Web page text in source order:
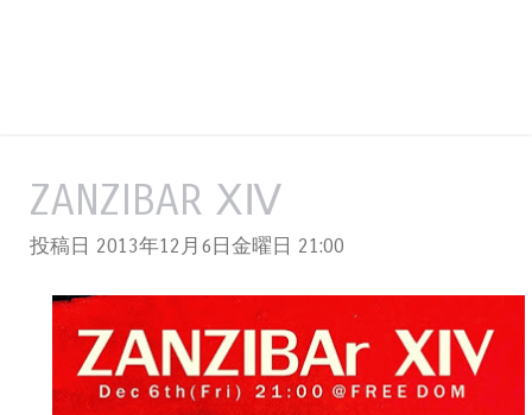
ZANZIBAR ⅩⅣ
投稿日 2013年12月6日金曜日 21:00